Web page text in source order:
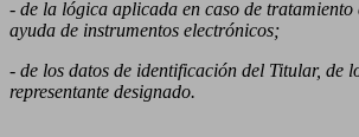
- de la lógica aplicada en caso de tratamiento
ayuda de instrumentos electrónicos;
- de los datos de identificación del Titular, de
representante designado.